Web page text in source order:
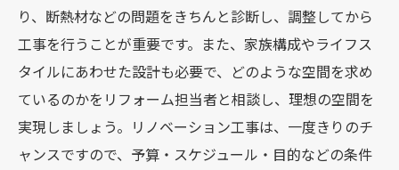
り、断熱材などの問題をきちんと診断し、調整してから
工事を行うことが重要です。また、家族構成やライフス
タイルにあわせた設計も必要で、どのような空間を求め
ているのかをリフォーム担当者と相談し、理想の空間を
実現しましょう。リノベーション工事は、一度きりのチ
ャンスですので、予算・スケジュール・目的などの条件